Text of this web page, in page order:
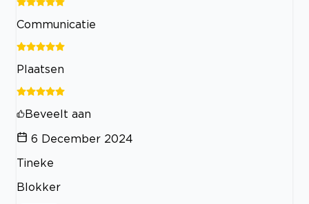
Communicatie
Plaatsen
Beveelt aan
6 December 2024
Tineke
Blokker